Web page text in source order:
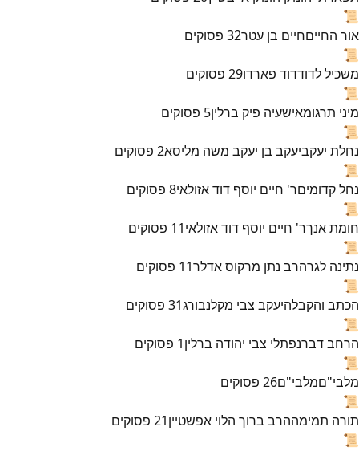
📜
אור החייםחיים בן עטר32 פסוקים
📜
משכיל לדודדוד פארדו29 פסוקים
📜
מיני תרגומאישעיה פיק ברלין5 פסוקים
📜
נחלת יעקביעקב בן יעקב משה מליסא2 פסוקים
📜
נחל קדומיםר' חיים יוסף דוד אזולאי8 פסוקים
📜
חומת אנךר' חיים יוסף דוד אזולאי11 פסוקים
📜
נתינה לגרהרב נתן מרקוס אדלר11 פסוקים
📜
הכתב והקבלהיעקב צבי מקלנבורג31 פסוקים
📜
הרחב דברנפתלי צבי יהודה ברלין1 פסוקים
📜
מלבי"םמלבי"ם26 פסוקים
📜
תורה תמימההרב ברוך הלוי אפשטיין21 פסוקים
📜